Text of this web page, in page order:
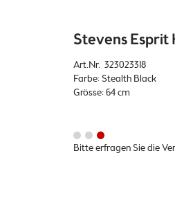
Stevens Esprit
Art.Nr. 323023318
Farbe: Stealth Black
Grösse: 64 cm
Bitte erfragen Sie die